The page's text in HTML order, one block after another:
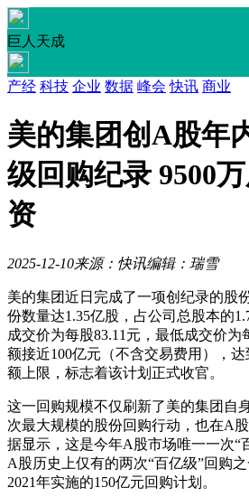
巨人天成
产经 科技 企业 数据 峰会 快讯 商业
美的集团创A股年
级回购纪录 9500
资
2025-12-10来源：快讯编辑：瑞雪
美的集团近日完成了一项创纪录的股
份数量达1.35亿股，占公司总股本的
成交价为每股83.11元，最低成交价为
额接近100亿元（不含交易费用），
额上限，标志着该计划正式收官。
这一回购规模不仅刷新了美的集团自
次最大规模的股份回购行动，也在A
据显示，这是今年A股市场唯一一次“
A股历史上仅有的两次“百亿级”回购
2021年实施的150亿元回购计划。